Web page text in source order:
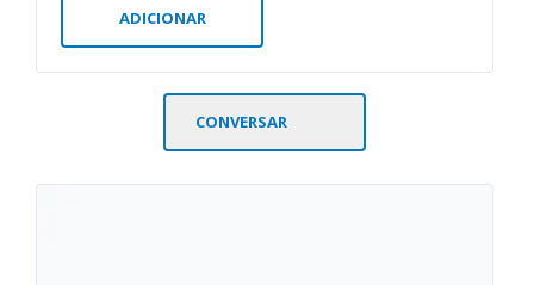
ADICIONAR
CONVERSAR